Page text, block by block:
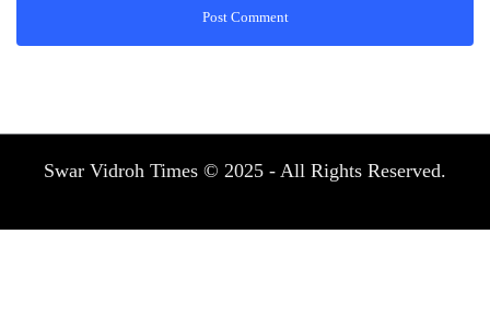
Swar Vidroh Times © 2025 - All Rights Reserved.